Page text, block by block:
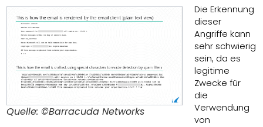
Quelle: ©Barracuda Networks
Die Erkennung
dieser
Angriffe kann
sehr schwierig
sein, da es
legitime
Zwecke für
die
Verwendung
von